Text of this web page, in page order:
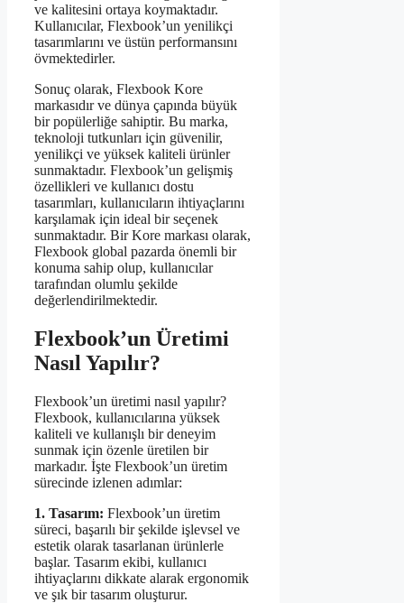
ve kalitesini ortaya koymaktadır.
Kullanıcılar, Flexbook’un yenilikçi
tasarımlarını ve üstün performansını
övmektedirler.
Sonuç olarak, Flexbook Kore
markasıdır ve dünya çapında büyük
bir popülerliğe sahiptir. Bu marka,
teknoloji tutkunları için güvenilir,
yenilikçi ve yüksek kaliteli ürünler
sunmaktadır. Flexbook’un gelişmiş
özellikleri ve kullanıcı dostu
tasarımları, kullanıcıların ihtiyaçlarını
karşılamak için ideal bir seçenek
sunmaktadır. Bir Kore markası olarak,
Flexbook global pazarda önemli bir
konuma sahip olup, kullanıcılar
tarafından olumlu şekilde
değerlendirilmektedir.
Flexbook’un Üretimi
Nasıl Yapılır?
Flexbook’un üretimi nasıl yapılır?
Flexbook, kullanıcılarına yüksek
kaliteli ve kullanışlı bir deneyim
sunmak için özenle üretilen bir
markadır. İşte Flexbook’un üretim
sürecinde izlenen adımlar:
1. Tasarım: Flexbook’un üretim
süreci, başarılı bir şekilde işlevsel ve
estetik olarak tasarlanan ürünlerle
başlar. Tasarım ekibi, kullanıcı
ihtiyaçlarını dikkate alarak ergonomik
ve şık bir tasarım oluşturur.